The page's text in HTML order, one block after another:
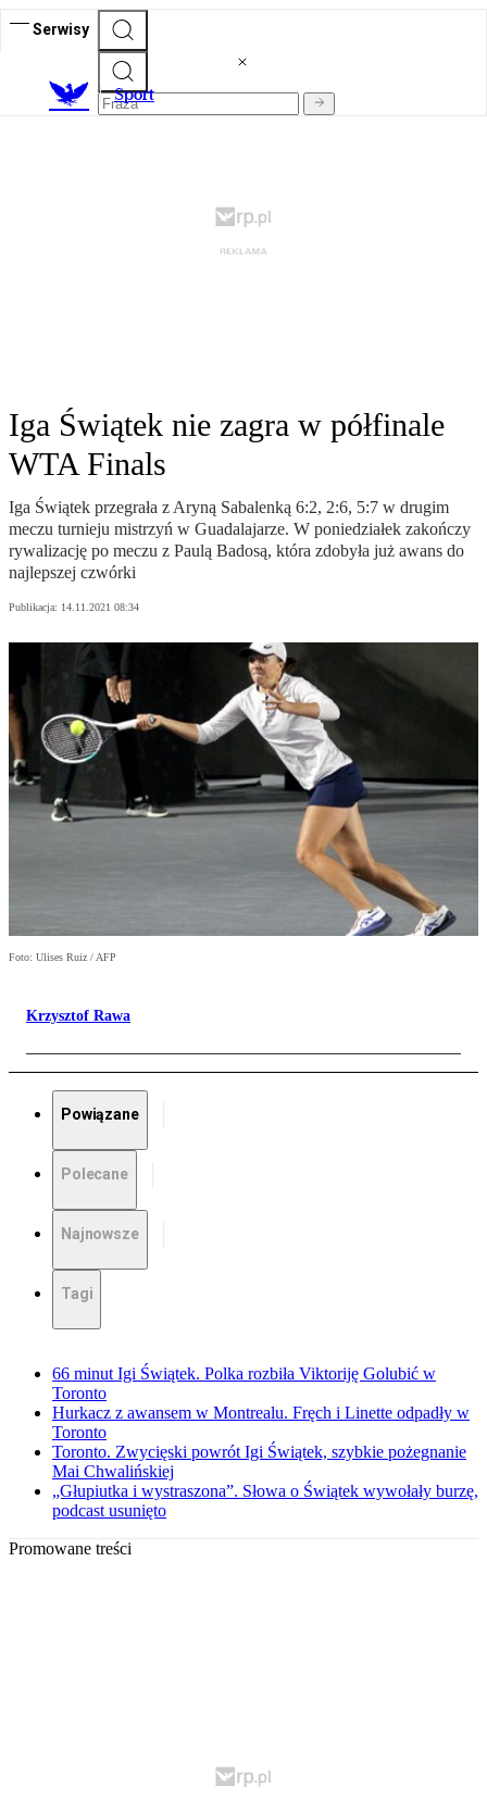
Serwisy
Sport
Iga Świątek nie zagra w półfinale
WTA Finals
Iga Świątek przegrała z Aryną Sabalenką 6:2, 2:6, 5:7 w drugim
meczu turnieju mistrzyń w Guadalajarze. W poniedziałek zakończy
rywalizację po meczu z Paulą Badosą, która zdobyła już awans do
najlepszej czwórki
Publikacja: 14.11.2021 08:34
Foto: Ulises Ruiz / AFP
Krzysztof Rawa
Powiązane
Polecane
Najnowsze
Tagi
66 minut Igi Świątek. Polka rozbiła Viktoriję Golubić w
Toronto
Hurkacz z awansem w Montrealu. Fręch i Linette odpadły w
Toronto
Toronto. Zwycięski powrót Igi Świątek, szybkie pożegnanie
Mai Chwalińskiej
„Głupiutka i wystraszona”. Słowa o Świątek wywołały burzę,
podcast usunięto
Promowane treści